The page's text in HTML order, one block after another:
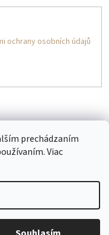
prechádzaním
Viac
ochrany osobních údajů